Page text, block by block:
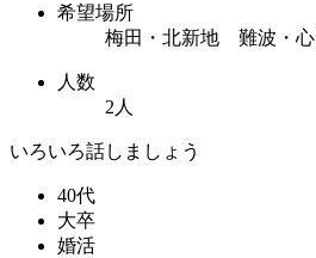
希望場所
梅田・北新地 難波・
人数
2人
いろいろ話しましょう
40代
大卒
婚活